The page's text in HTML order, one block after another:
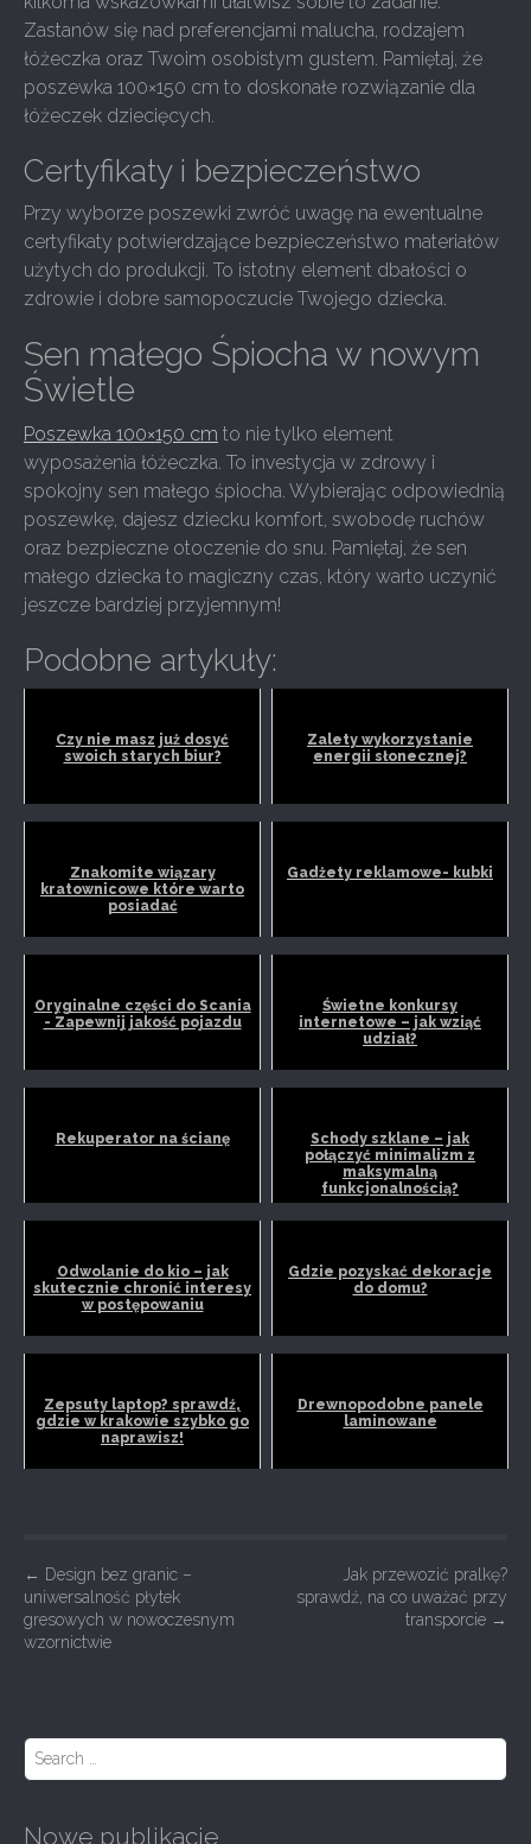
Zastanów się nad preferencjami malucha, rodzajem
łóżeczka oraz Twoim osobistym gustem. Pamiętaj, że
poszewka 100×150 cm to doskonałe rozwiązanie dla
łóżeczek dziecięcych.
Certyfikaty i bezpieczeństwo
Przy wyborze poszewki zwróć uwagę na ewentualne
certyfikaty potwierdzające bezpieczeństwo materiałów
użytych do produkcji. To istotny element dbałości o
zdrowie i dobre samopoczucie Twojego dziecka.
Sen małego Śpiocha w nowym
Świetle
Poszewka 100×150 cm to nie tylko element
wyposażenia łóżeczka. To investycja w zdrowy i
spokojny sen małego śpiocha. Wybierając odpowiednią
poszewkę, dajesz dziecku komfort, swobodę ruchów
oraz bezpieczne otoczenie do snu. Pamiętaj, że sen
małego dziecka to magiczny czas, który warto uczynić
jeszcze bardziej przyjemnym!
Podobne artykuły:
Czy nie masz już dosyć
swoich starych biur?
Zalety wykorzystanie
energii słonecznej?
Znakomite wiązary
kratownicowe które warto
posiadać
Gadżety reklamowe- kubki
Oryginalne części do Scania
- Zapewnij jakość pojazdu
Świetne konkursy
internetowe – jak wziąć
udział?
Rekuperator na ścianę
Schody szklane – jak
połączyć minimalizm z
maksymalną
funkcjonalnością?
Odwolanie do kio – jak
skutecznie chronić interesy
w postępowaniu
Gdzie pozyskać dekoracje
do domu?
Zepsuty laptop? sprawdź,
gdzie w krakowie szybko go
naprawisz!
Drewnopodobne panele
laminowane
P
o
s
a
v
← Design bez granic –
uniwersalność płytek
gresowych w nowoczesnym
wzornictwie
Jak przewozić pralkę?
sprawdź, na co uważać przy
transporcie →
S
c
Nowe publikacje